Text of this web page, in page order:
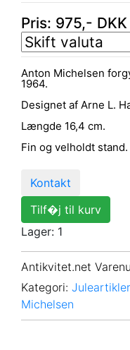
Pris: 975,- DKK
Anton Michelsen
1964.
Designet af Arne L.
Længde 16,4 cm.
Fin og velholdt stand.
Kontakt
Tilf�j til kurv
Lager: 1
Antikvitet.net
Kategori: Juleartikler
Michelsen